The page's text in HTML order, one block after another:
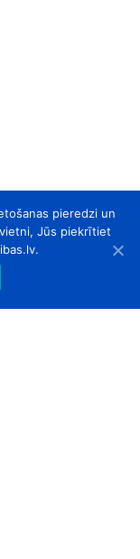
pieredzi un
Jūs piekrītiet